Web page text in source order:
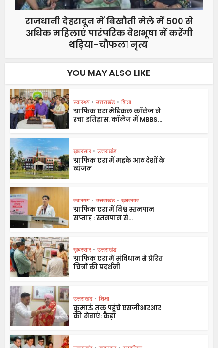
राजधानी देहरादून में बिखौती मेले में 500 से
अधिक महिलाएं पारंपरिक वेशभूषा में करेंगी
थड़िया-चौफला नृत्य
YOU MAY ALSO LIKE
स्वास्थ्य • उत्तराखंड • शिक्षा
ग्राफिक एरा मेडिकल कॉलेज ने
रचा इतिहास, कॉलेज में MBBS...
ख़बरसार • उत्तराखंड
ग्राफिक एरा में महके आठ देशों के
व्यंजन
स्वास्थ्य • उत्तराखंड • ख़बरसार
ग्राफिक एरा में विश्व स्तनपान
सप्ताह : स्तनपान से...
ख़बरसार • उत्तराखंड
ग्राफिक एरा में संविधान से प्रेरित
चित्रों की प्रदर्शनी
उत्तराखंड • शिक्षा
कुमाऊं तक पहुंचे एसजीआरआर
की सेवाएं: कैड़ा